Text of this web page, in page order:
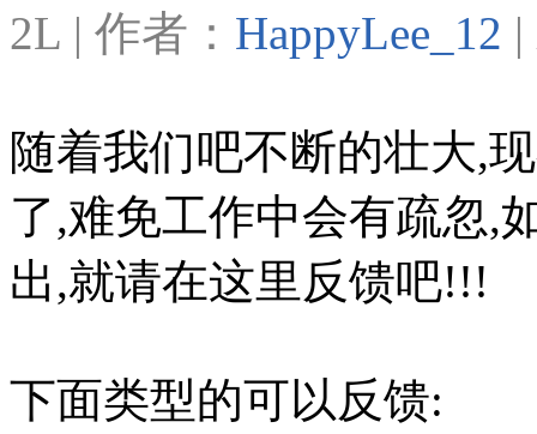
2L | 作者： HappyLee_12
随着我们吧不断的壮大,
了,难免工作中会有疏忽,
出,就请在这里反馈吧!!!
下面类型的可以反馈: